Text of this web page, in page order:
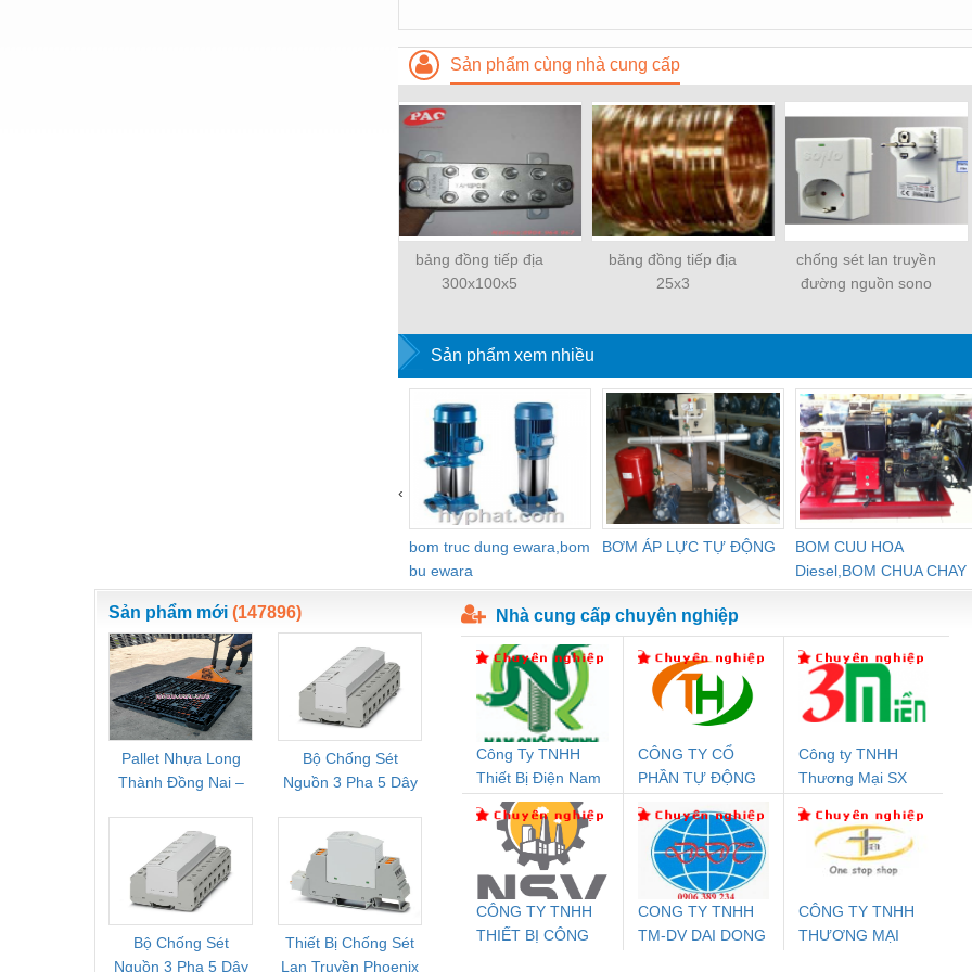
Sản phẩm cùng nhà cung cấp
bảng đồng tiếp địa
300x100x5
băng đồng tiếp địa
25x3
chống sét lan truyền
đường nguồn sono
Sản phẩm xem nhiều
bom truc dung ewara,bom
bu ewara
BƠM ÁP LỰC TỰ ĐỘNG
BOM CUU HOA
Diesel,BOM CHUA CHAY
‹
Sản phẩm mới (147896)
Pallet Nhựa Long
Thành Đồng Nai –
Mới, Pallet Cũ Giá
Tốt
Bộ Chống Sét
Nguồn 3 Pha 5 Dây
FLT-SEC-P-T1-3S-
264/50-FM -
2909589
Bộ Chống Sét
Nguồn 3 Pha 5 Dây
Thiết Bị Chống Sét
Lan Truyền Phoenix
Rơ Le Đệm An Toàn
Phoenix Contact
PSR-PC20-1NO-
1NC-24DC-SP -
2700578
Rơ Le An Toàn
Phoenix Contact
PSR-SCP-
24UC/ESL4/3X1/1X2/B
- 2981059
Bộ Lưu Điện AC
Mô-đun Ắc Quy UPS
Bộ Lặp Tín Hiệu
PROFIBUS Phoenix
Contact PSI-REP-
PROFIBUS/12MB -
2708863
Rơ Le An Toàn
Bộ
Nhà cung cấp chuyên nghiệp
Công Ty TNHH
Thiết Bị Điện Nam
Quốc Thịnh
CÔNG TY CỔ
PHẦN TỰ ĐỘNG
Công ty TNHH
Thương Mại SX
CÔNG TY TNHH
THIẾT BỊ CÔNG
CONG TY TNHH
TM-DV DAI DONG
CÔNG TY TNHH
THƯƠNG MẠI